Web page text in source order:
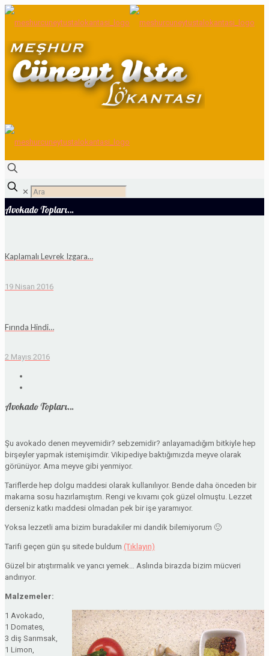
✕
Avokado Topları…
Kaplamalı Levrek Izgara…
19 Nisan 2016
Fırında Hindi…
2 Mayıs 2016
Avokado Topları…
Şu avokado denen meyvemidir? sebzemidir? anlayamadığım bitkiyle hep
birşeyler yapmak istemişimdir. Vikipediye baktığımızda meyve olarak
görünüyor. Ama meyve gibi yenmiyor.
Tariflerde hep dolgu maddesi olarak kullanılıyor. Bende daha önceden bir
makarna sosu hazırlamıştım. Rengi ve kıvamı çok güzel olmuştu. Lezzet
derseniz katkı maddesi olmadan pek bir işe yaramıyor.
Yoksa lezzetli ama bizim buradakiler mi dandik bilemiyorum 🙂
Tarifi geçen gün şu sitede buldum (Tıklayın)
Güzel bir atıştırmalık ve yancı yemek… Aslında birazda bizim mücveri
andırıyor.
Malzemeler:
1 Avokado,
1 Domates,
3 diş Sarımsak,
1 Limon,